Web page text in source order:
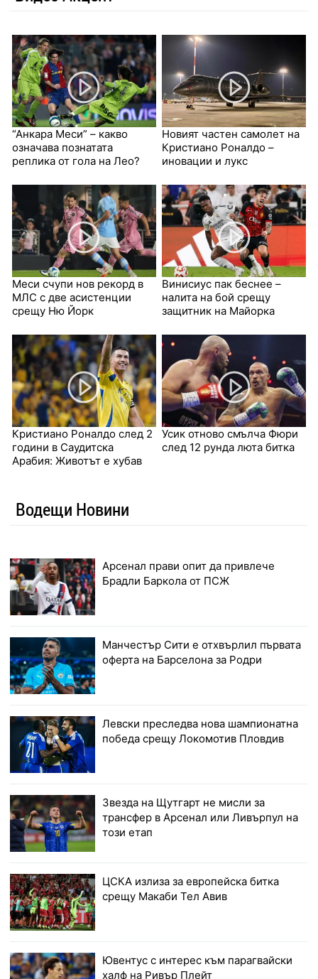
“Анкара Меси” – какво
означава познатата
реплика от гола на Лео?
Новият частен самолет на
Кристиано Роналдо –
иновации и лукс
Меси счупи нов рекорд в
МЛС с две асистенции
срещу Ню Йорк
Винисиус пак беснее –
налита на бой срещу
защитник на Майорка
Кристиано Роналдо след 2
години в Саудитска
Арабия: Животът е хубав
Усик отново смълча Фюри
след 12 рунда люта битка
Водещи Новини
Арсенал прави опит да привлече
Брадли Баркола от ПСЖ
Манчестър Сити е отхвърлил първата
оферта на Барселона за Родри
Левски преследва нова шампионатна
победа срещу Локомотив Пловдив
Звезда на Щутгарт не мисли за
трансфер в Арсенал или Ливърпул на
този етап
ЦСКА излиза за европейска битка
срещу Макаби Тел Авив
Ювентус с интерес към парагвайски
халф на Ривър Плейт